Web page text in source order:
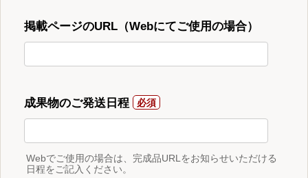
掲載ページのURL（Webにてご使用の場合）
成果物のご発送日程
Webでご使用の場合は、完成品URLをお知らせいただける
日程をご記入ください。